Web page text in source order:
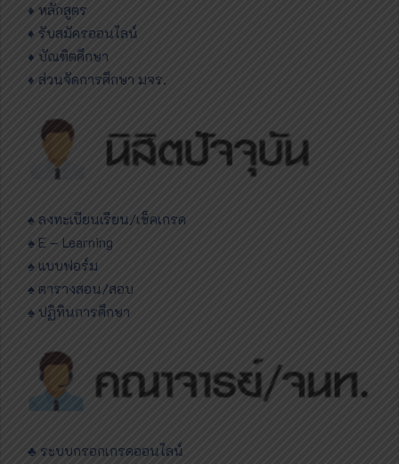
♦ หลักสูตร
♦ รับสมัครออนไลน์
♦ บัณฑิตศึกษา
♦ ส่วนจัดการศึกษา มจร.
♠ ลงทะเบียนเรียน/เช็คเกรด
♠ E – Learning
♠ แบบฟอร์ม
♠ ตารางสอน/สอบ
♠ ปฏิทินการศึกษา
♣ ระบบกรอกเกรดออนไลน์